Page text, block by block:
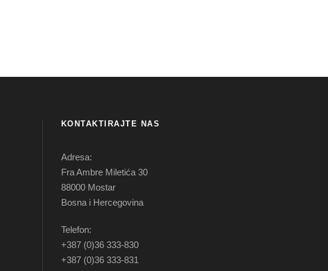
KONTAKTIRAJTE NAS
Adresa:
Fra Ambre Miletića 30
88000 Mostar
Bosna i Hercegovina
Telefon:
+387 (0)36 333-830
+387 (0)36 333-831